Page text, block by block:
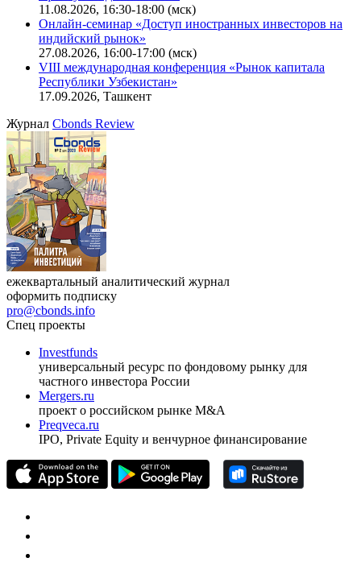
Ближайшие конференцииCbonds Congress
Онлайн-семинар «Новый стандарт инвестиций в
офисную недвижимость»
11.08.2026, 16:30-18:00 (мск)
Онлайн-семинар «Доступ иностранных инвесторов на
индийский рынок»
VIII международная конференция «Рынок капитала
Республики Узбекистан»
17.09.2026, Ташкент
ЖурналCbonds Review
оформить подписку
pro@cbonds.info
Спец проекты
Investfunds
универсальный ресурс по фондовому рынку для
частного инвестора России
проект о российском рынке M&A
Preqveca.ru